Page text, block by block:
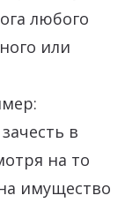
любого
или
в
на то
имущество